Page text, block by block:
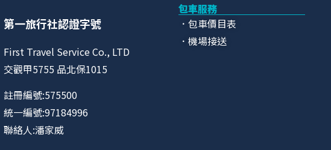
第一旅行社認證字號
First Travel Service Co., LTD
交觀甲5755 品北保1015
註冊編號:575500
統一編號:97184996
聯絡人:潘家威
包車服務
．包車價目表
．機場接送